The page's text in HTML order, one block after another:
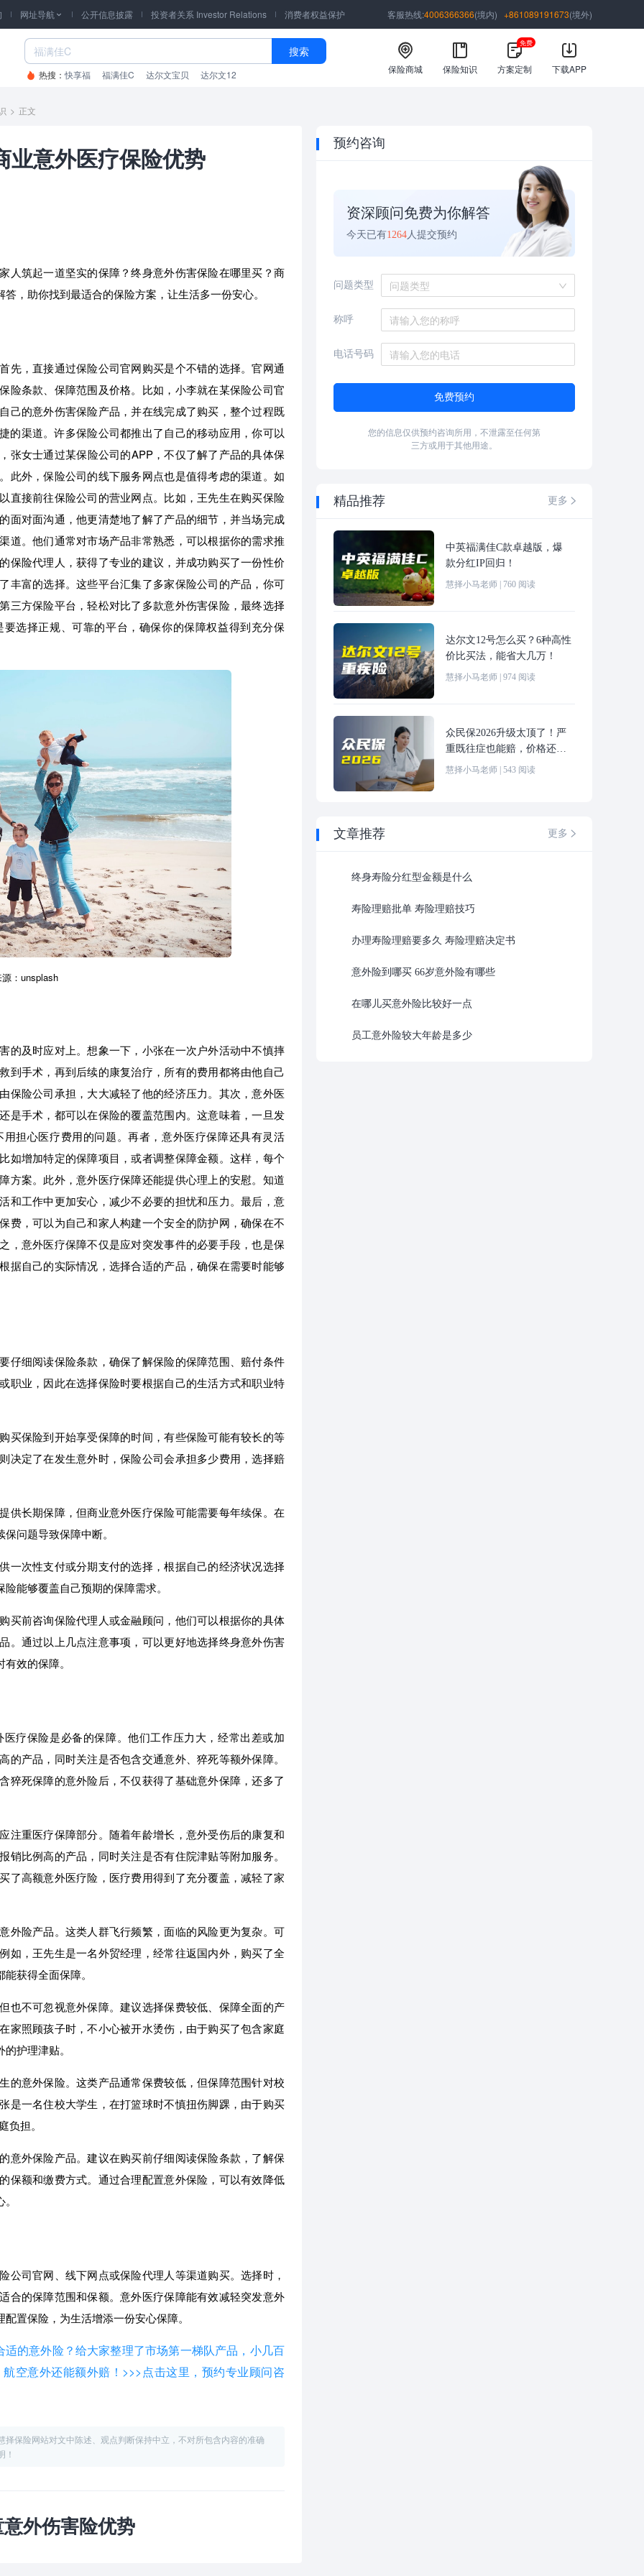
网址导航  公开信息披露 投资者关系 Investor Relations 消费者权益保护 客服热线:4006366366(境内) +861089191673(境外)
搜索
热搜：快享福 福满佳C 达尔文宝贝 达尔文12 保险商城 保险知识 方案定制
免费
下载APP
> 正文
业意外医疗保险优势
人筑起一道坚实的保障？终身意外伤害保险在哪里买？商
，助你找到最适合的保险方案，让生活多一份安心。
先，直接通过保险公司官网购买是个不错的选择。官网通
险条款、保障范围及价格。比如，小李就在某保险公司官
己的意外伤害保险产品，并在线完成了购买，整个过程既
的渠道。许多保险公司都推出了自己的移动应用，你可以
张女士通过某保险公司的APP，不仅了解了产品的具体保
此外，保险公司的线下服务网点也是值得考虑的渠道。如
直接前往保险公司的营业网点。比如，王先生在购买保险
面对面沟通，他更清楚地了解了产品的细节，并当场完成
道。他们通常对市场产品非常熟悉，可以根据你的需求推
保险代理人，获得了专业的建议，并成功购买了一份性价
丰富的选择。这些平台汇集了多家保险公司的产品，你可
三方保险平台，轻松对比了多款意外伤害保险，最终选择
选择正规、可靠的平台，确保你的保障权益得到充分保
：unsplash
的及时应对上。想象一下，小张在一次户外活动中不慎摔
到手术，再到后续的康复治疗，所有的费用都将由他自己
保险公司承担，大大减轻了他的经济压力。其次，意外医
是手术，都可以在保险的覆盖范围内。这意味着，一旦发
担心医疗费用的问题。再者，意外医疗保障还具有灵活
如增加特定的保障项目，或者调整保障金额。这样，每个
方案。此外，意外医疗保障还能提供心理上的安慰。知道
和工作中更加安心，减少不必要的担忧和压力。最后，意
费，可以为自己和家人构建一个安全的防护网，确保在不
，意外医疗保障不仅是应对突发事件的必要手段，也是保
据自己的实际情况，选择合适的产品，确保在需要时能够
仔细阅读保险条款，确保了解保险的保障范围、赔付条件
职业，因此在选择保险时要根据自己的生活方式和职业特
买保险到开始享受保障的时间，有些保险可能有较长的等
决定了在发生意外时，保险公司会承担多少费用，选择赔
供长期保障，但商业意外医疗保险可能需要每年续保。在
问题导致保障中断。
一次性支付或分期支付的选择，根据自己的经济状况选择
能够覆盖自己预期的保障需求。
买前咨询保险代理人或金融顾问，他们可以根据你的具体
。通过以上几点注意事项，可以更好地选择终身意外伤害
效的保障。
疗保险是必备的保障。他们工作压力大，经常出差或加
产品，同时关注是否包含交通意外、猝死等额外保障。
猝死保障的意外险后，不仅获得了基础意外保障，还多了
注重医疗保障部分。随着年龄增长，意外受伤后的康复和
比例高的产品，同时关注是否有住院津贴等附加服务。
了高额意外医疗险，医疗费用得到了充分覆盖，减轻了家
外险产品。这类人群飞行频繁，面临的风险更为复杂。可
如，王先生是一名外贸经理，经常往返国内外，购买了全
获得全面保障。
也不可忽视意外保障。建议选择保费较低、保障全面的产
家照顾孩子时，不小心被开水烫伤，由于购买了包含家庭
护理津贴。
的意外保险。这类产品通常保费较低，但保障范围针对校
是一名住校大学生，在打篮球时不慎扭伤脚踝，由于购买
担。
意外保险产品。建议在购买前仔细阅读保险条款，了解保
保额和缴费方式。通过合理配置意外保险，可以有效降低
司官网、线下网点或保险代理人等渠道购买。选择时，
合的保障范围和保额。意外医疗保障能有效减轻突发意外
置保险，为生活增添一份安心保障。
的意外险？给大家整理了市场第一梯队产品，小几百
空意外还能额外赔！>>>点击这里，预约专业顾问咨
保险网站对文中陈述、观点判断保持中立，不对所包含内容的准确
！
外伤害险优势
预约咨询
资深顾问免费为你解答
今天已有1264人提交预约
问题类型 问题类型
称呼
电话号码
免费预约
您的信息仅供预约咨询所用，不泄露至任何第
三方或用于其他用途。
精品推荐 更多 
中英福满佳C款卓越版，爆
款分红IP回归！
慧择小马老师 760 阅读
达尔文12号怎么买？6种高性
价比买法，能省大几万！
慧择小马老师 974 阅读
众民保2026升级太顶了！严
重既往症也能赔，价格还更
便宜！
慧择小马老师 543 阅读
文章推荐 更多 
终身寿险分红型金额是什么
寿险理赔批单 寿险理赔技巧
办理寿险理赔要多久 寿险理赔决定书
意外险到哪买 66岁意外险有哪些
在哪儿买意外险比较好一点
员工意外险较大年龄是多少